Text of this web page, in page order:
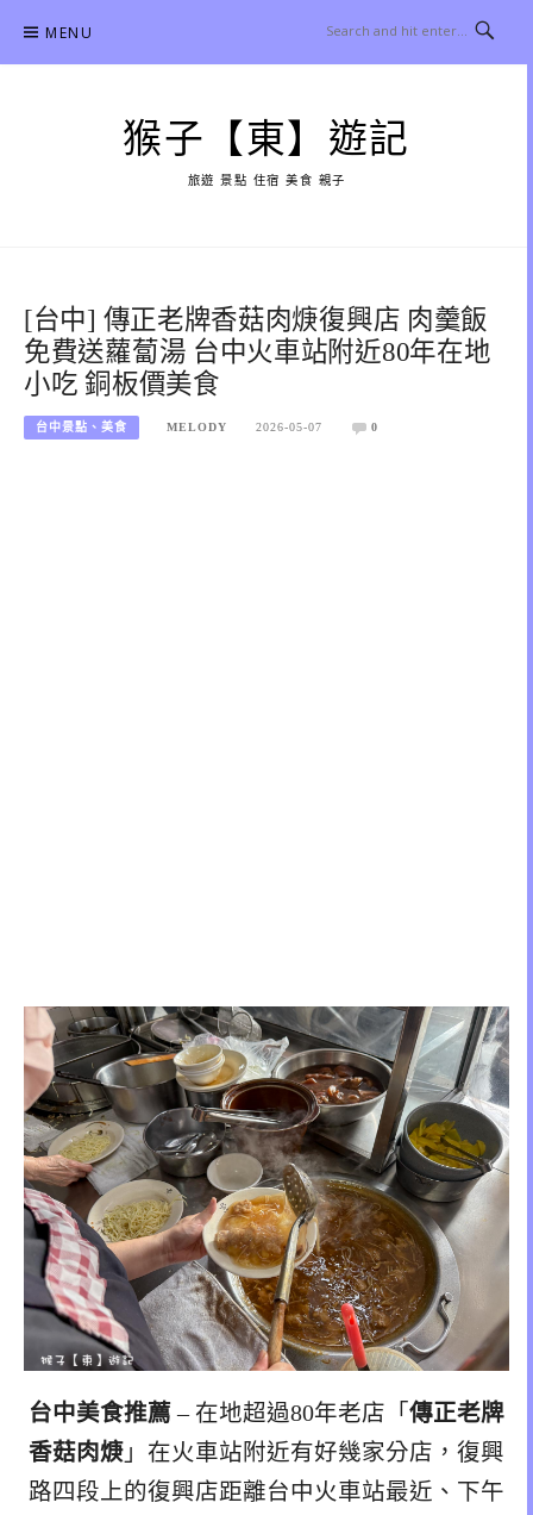
content
MENU
猴子【東】遊記
旅遊 景點 住宿 美食 親子
[台中] 傳正老牌香菇肉焿復興店 肉羹飯
免費送蘿蔔湯 台中火車站附近80年在地
小吃 銅板價美食
台中景點、美食 MELODY 2026-05-07 0
台中美食推薦 – 在地超過80年老店「 傳正老牌
香菇肉焿 」在火車站附近有好幾家分店，復興
路四段上的復興店距離台中火車站最近、下午